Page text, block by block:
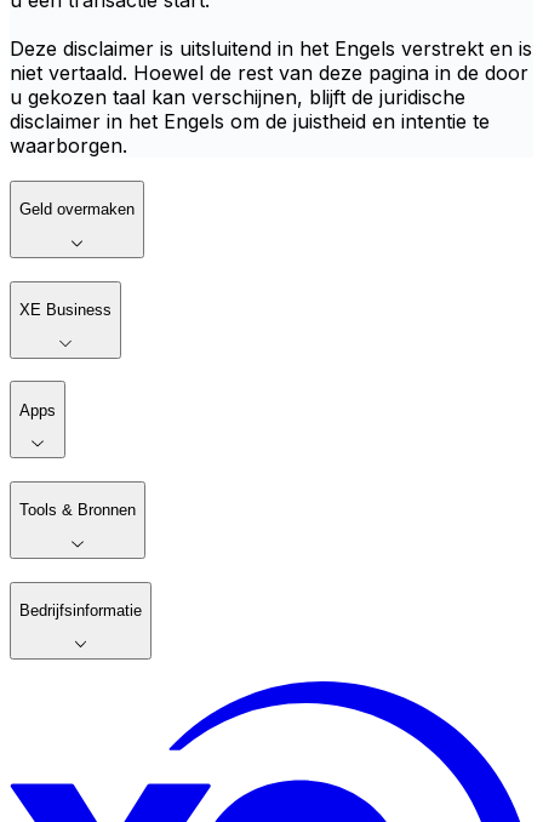
Deze disclaimer is uitsluitend in het Engels verstrekt en is
niet vertaald. Hoewel de rest van deze pagina in de door
u gekozen taal kan verschijnen, blijft de juridische
disclaimer in het Engels om de juistheid en intentie te
waarborgen.
Geld overmaken
XE Business
Apps
Tools & Bronnen
Bedrijfsinformatie